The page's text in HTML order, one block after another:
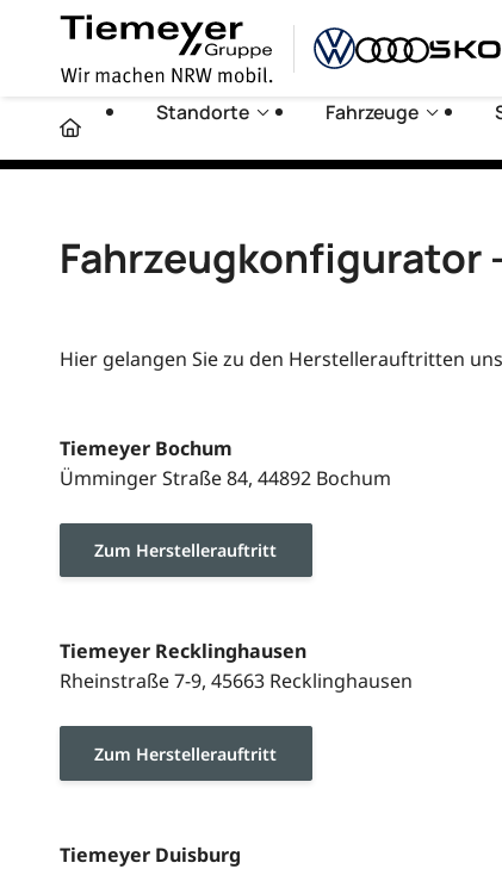
Standorte Fahrzeuge
Fahrzeugkonfigurator
Hier gelangen Sie zu den Herstellerauftritten
Tiemeyer Bochum
Ümminger Straße 84, 44892 Bochum
Zum Herstellerauftritt
Tiemeyer Recklinghausen
Rheinstraße 7-9, 45663 Recklinghausen
Zum Herstellerauftritt
Tiemeyer Duisburg